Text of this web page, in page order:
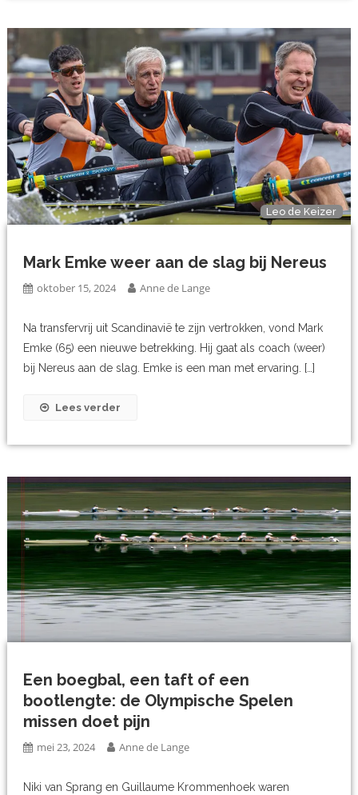
Leo de Keizer
Mark Emke weer aan de slag bij Nereus
oktober 15, 2024 Anne de Lange
Na transfervrij uit Scandinavië te zijn vertrokken, vond Mark
Emke (65) een nieuwe betrekking. Hij gaat als coach (weer)
bij Nereus aan de slag. Emke is een man met ervaring. […]
Lees verder
Een boegbal, een taft of een
bootlengte: de Olympische Spelen
missen doet pijn
mei 23, 2024 Anne de Lange
Niki van Sprang en Guillaume Krommenhoek waren